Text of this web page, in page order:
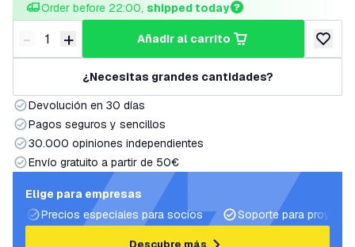
Order before 22:00, shipped today
Disminuir cantidad
- Aumentar cantidad
+ añadir al carrito
añadir
¿Necesitas grandes cantidades?
Devolución en 30 días
Pagos seguros y sencillos
30.000 opiniones independientes
Envío gratuito a partir de 50€
Elige para empresas
Precios especiales para socios
Soporte para
Descubre más